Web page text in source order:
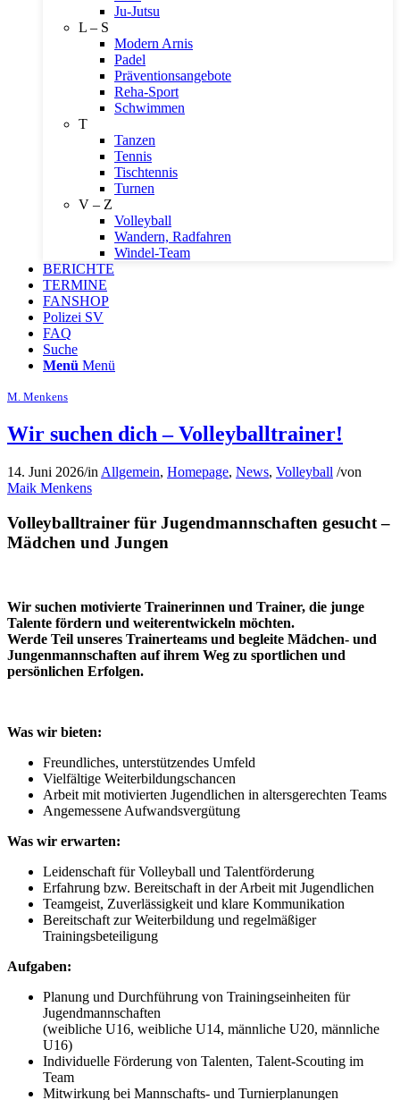
Ju-Jutsu
L – S
Modern Arnis
Padel
Präventionsangebote
Reha-Sport
Schwimmen
T
Tanzen
Tennis
Tischtennis
Turnen
V – Z
Volleyball
Wandern, Radfahren
Windel-Team
BERICHTE
TERMINE
FANSHOP
Polizei SV
FAQ
Suche
Menü Menü
M. Menkens
Wir suchen dich – Volleyballtrainer!
14. Juni 2026/in Allgemein, Homepage, News, Volleyball /von
Maik Menkens
Volleyballtrainer für Jugendmannschaften gesucht –
Mädchen und Jungen
Wir suchen motivierte Trainerinnen und Trainer, die junge
Talente fördern und weiterentwickeln möchten.
Werde Teil unseres Trainerteams und begleite Mädchen- und
Jungenmannschaften auf ihrem Weg zu sportlichen und
persönlichen Erfolgen.
Was wir bieten:
Freundliches, unterstützendes Umfeld
Vielfältige Weiterbildungschancen
Arbeit mit motivierten Jugendlichen in altersgerechten Teams
Angemessene Aufwandsvergütung
Was wir erwarten:
Leidenschaft für Volleyball und Talentförderung
Erfahrung bzw. Bereitschaft in der Arbeit mit Jugendlichen
Teamgeist, Zuverlässigkeit und klare Kommunikation
Bereitschaft zur Weiterbildung und regelmäßiger
Trainingsbeteiligung
Aufgaben:
Planung und Durchführung von Trainingseinheiten für
Jugendmannschaften
(weibliche U16, weibliche U14, männliche U20, männliche
U16)
Individuelle Förderung von Talenten, Talent-Scouting im
Team
Mitwirkung bei Mannschafts- und Turnierplanungen